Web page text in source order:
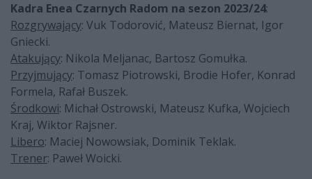
Kadra Enea Czarnych Radom na sezon 2023/24:
Rozgrywający: Vuk Todorović, Mateusz Biernat, Igor
Gniecki.
Atakujący: Nikola Meljanac, Bartosz Gomułka.
Przyjmujący: Tomasz Piotrowski, Brodie Hofer, Konrad
Formela, Rafał Buszek.
Środkowi: Michał Ostrowski, Mateusz Kufka, Wojciech
Kraj, Wiktor Rajsner.
Libero: Maciej Nowowsiak, Dominik Teklak.
Trener: Paweł Woicki.